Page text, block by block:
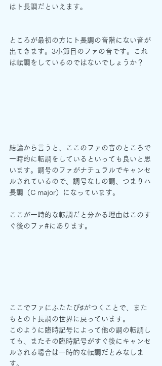
はト長調だといえます。
ところが最初の方にト長調の音階にない音が
出てきます。3小節目のファの音です。これ
は転調をしているのではないでしょうか？
結論から言うと、ここのファの音のところで
一時的に転調をしているといっても良いと思
います。調号のファがナチュラルでキャンセ
ルされているので、調号なしの調、つまりハ
長調（C major）になっています。
ここが一時的な転調だと分かる理由はこのす
ぐ後のファ#にあります。
ここでファにふたたび♯がつくことで、また
もとのト長調の世界に戻っています。
このように臨時記号によって他の調の転調し
ても、またその臨時記号がすぐ後にキャンセ
ルされる場合は一時的な転調だとみなしま
す。